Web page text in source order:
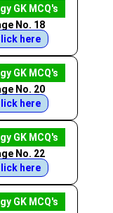
GK MCQ's
No. 18
here
GK MCQ's
No. 20
here
GK MCQ's
No. 22
here
GK MCQ's